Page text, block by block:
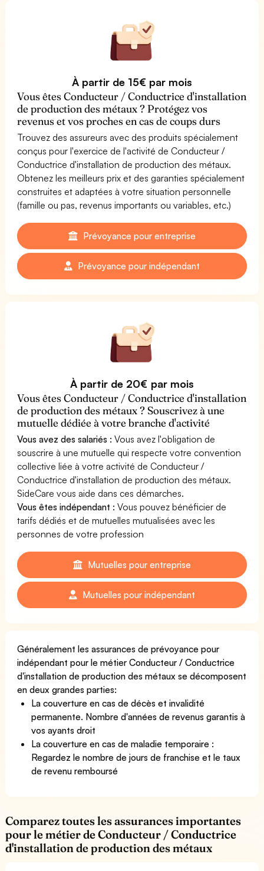
À partir de 15€ par mois
Vous êtes Conducteur / Conductrice d'installation
de production des métaux ? Protégez vos
revenus et vos proches en cas de coups durs
Trouvez des assureurs avec des produits spécialement
conçus pour l'exercice de l'activité de Conducteur /
Conductrice d'installation de production des métaux.
Obtenez les meilleurs prix et des garanties spécialement
construites et adaptées à votre situation personnelle
(famille ou pas, revenus importants ou variables, etc.)
Prévoyance pour entreprise
Prévoyance pour indépendant
À partir de 20€ par mois
Vous êtes Conducteur / Conductrice d'installation
de production des métaux ? Souscrivez à une
mutuelle dédiée à votre branche d'activité
Vous avez des salariés : Vous avez l'obligation de
souscrire à une mutuelle qui respecte votre convention
collective liée à votre activité de Conducteur /
Conductrice d'installation de production des métaux.
SideCare vous aide dans ces démarches.
Vous êtes indépendant : Vous pouvez bénéficier de
tarifs dédiés et de mutuelles mutualisées avec les
personnes de votre profession
Mutuelles pour entreprise
Mutuelles pour indépendant
Généralement les assurances de prévoyance pour
indépendant pour le métier Conducteur / Conductrice
d'installation de production des métaux se décomposent
en deux grandes parties:
La couverture en cas de décès et invalidité
permanente. Nombre d'années de revenus garantis à
vos ayants droit
La couverture en cas de maladie temporaire :
Regardez le nombre de jours de franchise et le taux
de revenu remboursé
Comparez toutes les assurances importantes
pour le métier de Conducteur / Conductrice
d'installation de production des métaux